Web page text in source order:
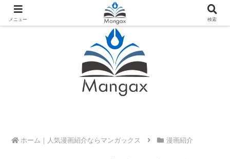
人気おすすめ漫画紹介ならMangax（マンガックス）
ホーム 漫画紹介
メニュー 検索